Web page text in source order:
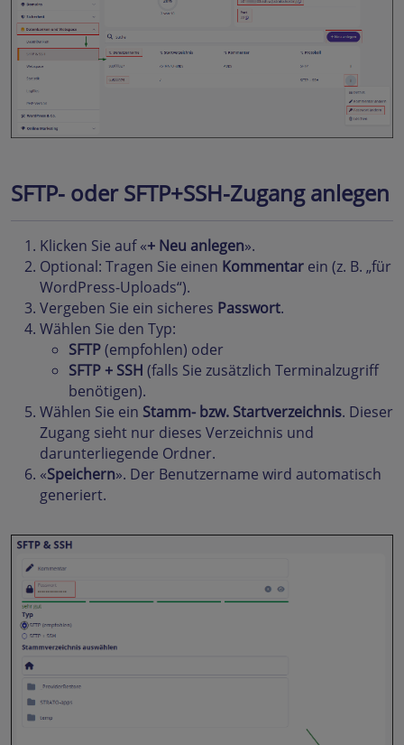
SFTP- oder SFTP+SSH-Zugang anlegen
Klicken Sie auf «+ Neu anlegen».
Optional: Tragen Sie einen Kommentar ein (z. B. „für
WordPress-Uploads“).
Vergeben Sie ein sicheres Passwort.
Wählen Sie den Typ:
SFTP(empfohlen) oder
SFTP + SSH (falls Sie zusätzlich Terminalzugriff
benötigen).
Wählen Sie ein Stamm- bzw. Startverzeichnis. Dieser
Zugang sieht nur dieses Verzeichnis und
darunterliegende Ordner.
«Speichern». Der Benutzername wird automatisch
generiert.